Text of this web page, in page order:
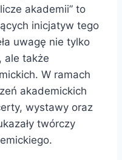
akademii” to
inicjatyw tego
uwagę nie tylko
ale także
W ramach
akademickich
wystawy oraz
twórczy